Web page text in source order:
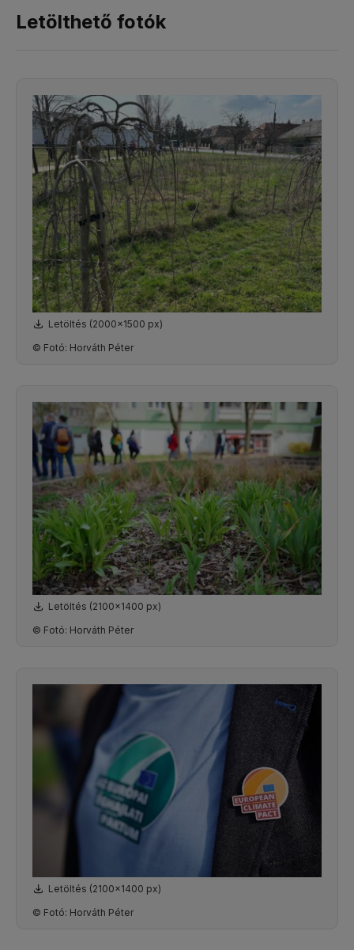
Letölthető fotók
Letöltés (2000x1500 px)
© Fotó: Horváth Péter
Letöltés (2100x1400 px)
© Fotó: Horváth Péter
Letöltés (2100x1400 px)
© Fotó: Horváth Péter